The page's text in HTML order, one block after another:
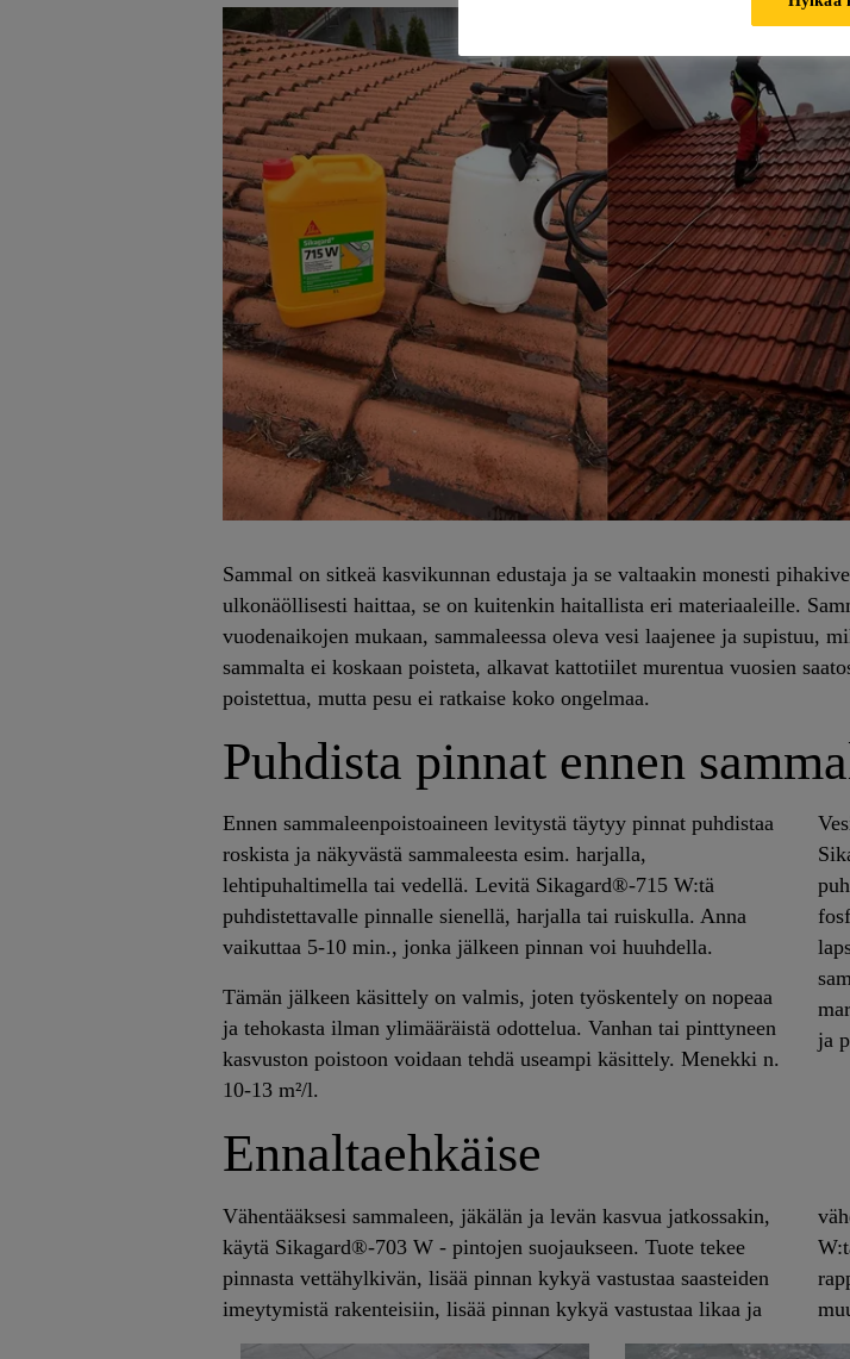
Sammal on sitkeä kasvikunnan edustaja ja se valtaakin monesti
ulkonäöllisesti haittaa, se on kuitenkin haitallista eri materiaaleille.
vuodenaikojen mukaan, sammaleessa oleva vesi laajenee ja supistuu,
sammalta ei koskaan poisteta, alkavat kattotiilet murentua vuosien
poistettua, mutta pesu ei ratkaise koko ongelmaa.
Puhdista pinnat ennen
Ennen sammaleenpoistoaineen levitystä täytyy pinnat puhdistaa
roskista ja näkyvästä sammaleesta esim. harjalla,
lehtipuhaltimella tai vedellä. Levitä Sikagard®-715 W:tä
puhdistettavalle pinnalle sienellä, harjalla tai ruiskulla. Anna
vaikuttaa 5-10 min., jonka jälkeen pinnan voi huuhdella.
Tämän jälkeen käsittely on valmis, joten työskentely on nopeaa
ja tehokasta ilman ylimääräistä odottelua. Vanhan tai pinttyneen
kasvuston poistoon voidaan tehdä useampi käsittely. Menekki n.
10-13 m²/l.
ja
Ennaltaehkäise
Vähentääksesi sammaleen, jäkälän ja levän kasvua jatkossakin,
käytä Sikagard®-703 W - pintojen suojaukseen. Tuote tekee
pinnasta vettähylkivän, lisää pinnan kykyä vastustaa saasteiden
imeytymistä rakenteisiin, lisää pinnan kykyä vastustaa likaa ja
vähentää sammaleen, jäkälän ja levän kasvamista. Sikagard-703
W:tä voidaan käyttää erilaisilla pinnoilla, kuten betoni, laasti,
rappaus, tiili, kivi, kuitusementti. Käsittely on näkymätön, eikä